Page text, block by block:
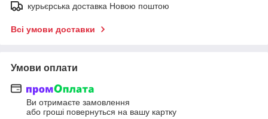
курьєрська доставка Новою поштою
Всі умови доставки
Умови оплати
Ви отримаєте замовлення
або гроші повернуться на вашу картку